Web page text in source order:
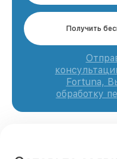
Получить
Fortuna,
обработку